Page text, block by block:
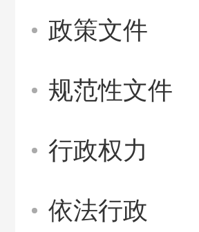
政策文件
规范性文件
行政权力
依法行政